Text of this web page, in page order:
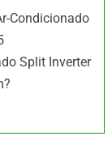
Condicionado
Split Inverter